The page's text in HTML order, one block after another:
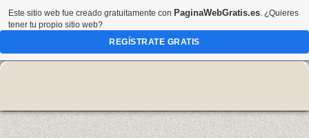
Este sitio web fue creado gratuitamente con PaginaWebGratis.es. ¿Quieres
tener tu propio sitio web?
REGÍSTRATE GRATIS